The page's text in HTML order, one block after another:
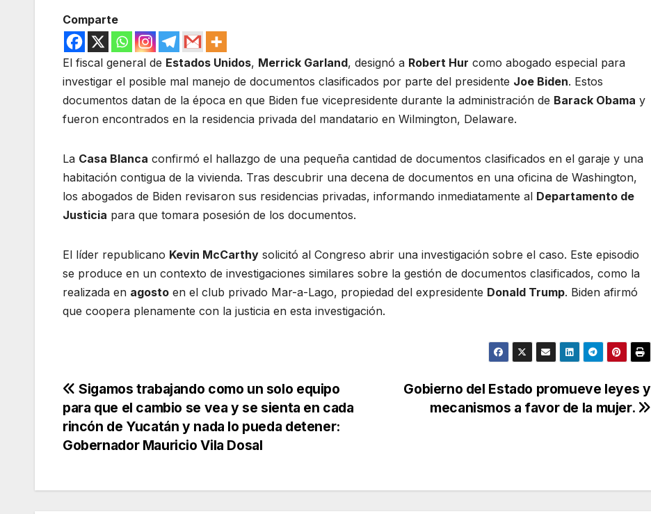
Comparte
El fiscal general de Estados Unidos, Merrick Garland, designó a Robert Hur como abogado especial para
investigar el posible mal manejo de documentos clasificados por parte del presidente Joe Biden. Estos
documentos datan de la época en que Biden fue vicepresidente durante la administración de Barack Obama y
fueron encontrados en la residencia privada del mandatario en Wilmington, Delaware.
La Casa Blanca confirmó el hallazgo de una pequeña cantidad de documentos clasificados en el garaje y una
habitación contigua de la vivienda. Tras descubrir una decena de documentos en una oficina de Washington,
los abogados de Biden revisaron sus residencias privadas, informando inmediatamente al Departamento de
Justicia para que tomara posesión de los documentos.
El líder republicano Kevin McCarthy solicitó al Congreso abrir una investigación sobre el caso. Este episodio
se produce en un contexto de investigaciones similares sobre la gestión de documentos clasificados, como la
realizada en agosto en el club privado Mar-a-Lago, propiedad del expresidente Donald Trump. Biden afirmó
que coopera plenamente con la justicia en esta investigación.
Navegación
de
entradas
Gobierno del Estado promueve leyes y
mecanismos a favor de la mujer.
Sigamos trabajando como un solo equipo
para que el cambio se vea y se sienta en cada
rincón de Yucatán y nada lo pueda detener:
Gobernador Mauricio Vila Dosal